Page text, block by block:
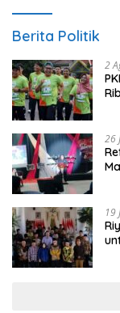
Berita Politik
2
26
19